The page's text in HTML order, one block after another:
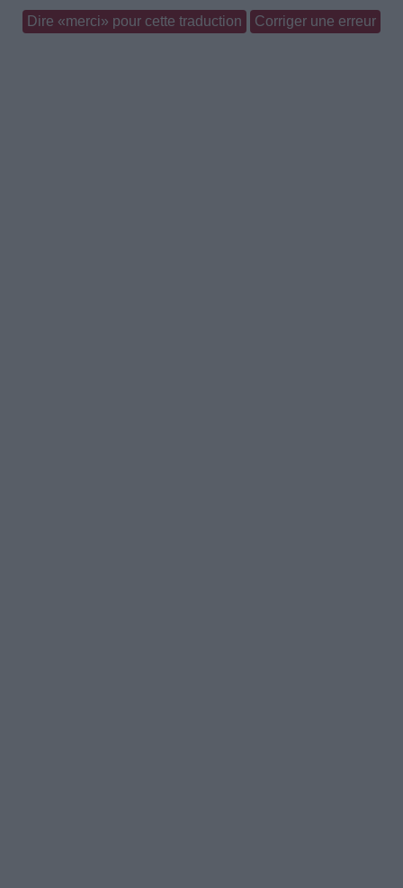
Dire «merci» pour cette traduction Corriger une erreur